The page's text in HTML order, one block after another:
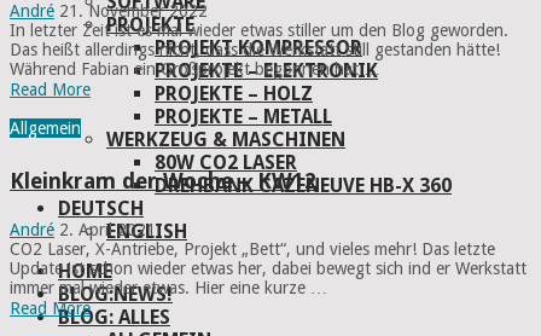
PROJEKTE
PROJEKT KOMPRESSOR
PROJEKTE – ELEKTRONIK
PROJEKTE – HOLZ
PROJEKTE – METALL
WERKZEUG & MASCHINEN
80W CO2 LASER
DREHBANK CAZENEUVE HB-X 360
DEUTSCH
ENGLISH
HOME
BLOG:NEWS!
BLOG: ALLES
André 21. November 2022
In letzter Zeit ist es mal wieder etwas stiller um den Blog geworden.
Das heißt allerdings nicht, dass die Werkstatt still gestanden hätte!
Während Fabian ein Großprojekt begonnen hat …
Read More
Allgemein
Kleinkram der Woche – KW12
André 2. April 2021
CO2 Laser, X-Antriebe, Projekt „Bett“, und vieles mehr! Das letzte
Update ist schon wieder etwas her, dabei bewegt sich ind er Werkstatt
immer mal wieder etwas. Hier eine kurze …
Read More